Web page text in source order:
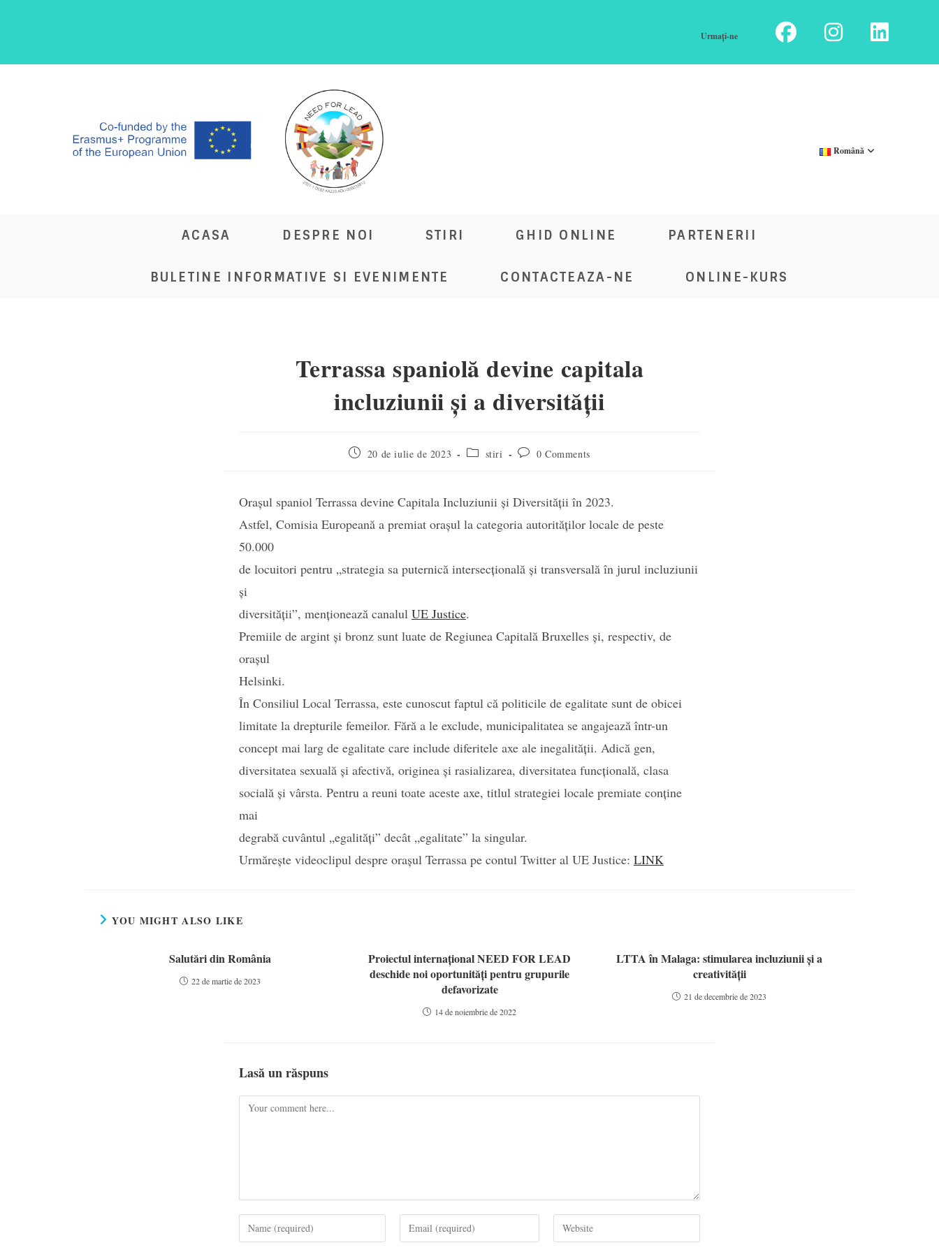
Română
Urmați-ne
ACASA DESPRE NOI STIRI GHID ONLINE PARTENERII
BULETINE INFORMATIVE SI EVENIMENTE CONTACTEAZA-NE ONLINE-KURS
Terrassa spaniolă devine capitala
incluziunii și a diversității
Post 20 de iulie de 2023
Post stiri
Post 0 Comments
Orașul spaniol Terrassa devine Capitala Incluziunii și Diversității în 2023.
Astfel, Comisia Europeană a premiat orașul la categoria autorităților locale de peste
50.000
de locuitori pentru „strategia sa puternică intersecțională și transversală în jurul incluziunii
și
diversității”, menționează canalul UE Justice.
Premiile de argint și bronz sunt luate de Regiunea Capitală Bruxelles și, respectiv, de
orașul
Helsinki.
În Consiliul Local Terrassa, este cunoscut faptul că politicile de egalitate sunt de obicei
limitate la drepturile femeilor. Fără a le exclude, municipalitatea se angajează într-un
concept mai larg de egalitate care include diferitele axe ale inegalității. Adică gen,
diversitatea sexuală și afectivă, originea și rasializarea, diversitatea funcțională, clasa
socială și vârsta. Pentru a reuni toate aceste axe, titlul strategiei locale premiate conține
mai
degrabă cuvântul „egalități” decât „egalitate” la singular.
Urmărește videoclipul despre orașul Terrassa pe contul Twitter al UE Justice: LINK
YOU MIGHT ALSO LIKE
Salutări din România
22 de martie de 2023
Proiectul internațional NEED FOR LEAD
deschide noi oportunități pentru grupurile
defavorizate
14 de noiembrie de 2022
LTTA în Malaga: stimularea incluziunii și a
creativității
21 de decembrie de 2023
Lasă un răspuns
Comment
Enter
your
Enter
your
Enter
your